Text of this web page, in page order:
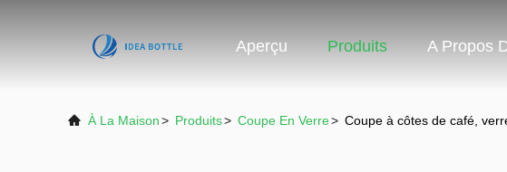
Aperçu Produits A Propos
À La Maison> Produits> Coupe En Verre> Coupe à côtes de café,